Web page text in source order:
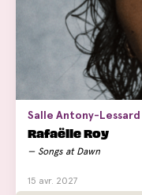
Salle Antony-Lessard
Rafaëlle Roy
Songs at Dawn
15 avr. 2027